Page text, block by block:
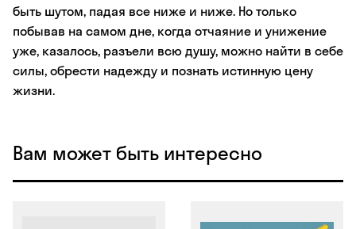
быть шутом, падая все ниже и ниже. Но только
побывав на самом дне, когда отчаяние и унижение
уже, казалось, разъели всю душу, можно найти в себе
силы, обрести надежду и познать истинную цену
жизни.
Вам может быть интересно